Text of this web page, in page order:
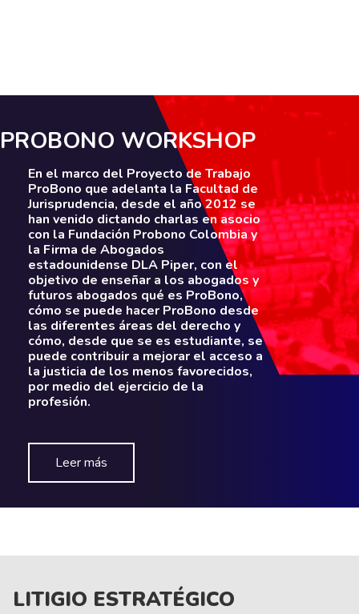
PROBONO WORKSHOP
En el marco del Proyecto de Trabajo
ProBono que adelanta la Facultad de
Jurisprudencia, desde el año 2012 se
han venido dictando charlas en asocio
con la Fundación Probono Colombia y
la Firma de Abogados
estadounidense DLA Piper, con el
objetivo de enseñar a los abogados y
futuros abogados qué es ProBono,
cómo se puede hacer ProBono desde
las diferentes áreas del derecho y
cómo, desde que se es estudiante, se
puede contribuir a mejorar el acceso a
la justicia de los menos favorecidos,
por medio del ejercicio de la
profesión.
Leer más
LITIGIO ESTRATÉGICO